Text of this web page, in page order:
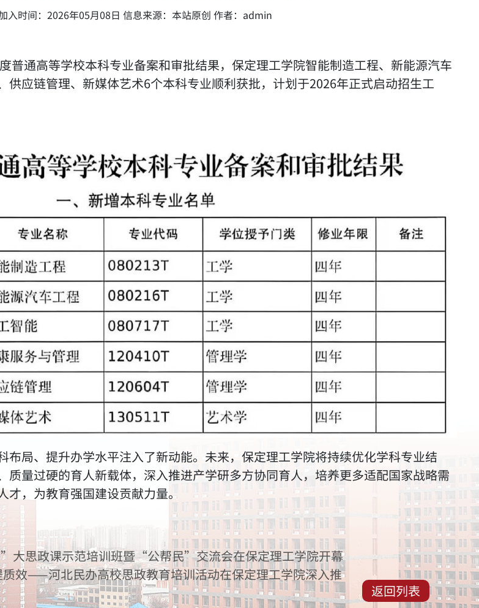
入时间：2026年05月08日 信息来源：本站原创 作者：admin
普通高等学校本科专业备案和审批结果，保定理工学院智能制造工程、新能源汽车
供应链管理、新媒体艺术6个本科专业顺利获批，计划于2026年正式启动招生工
布局、提升办学水平注入了新动能。未来，保定理工学院将持续优化学科专业结
质量过硬的育人新载体，深入推进产学研多方协同育人，培养更多适配国家战略需
才，为教育强国建设贡献力量。
大思政课示范培训班暨“公帮民”交流会在保定理工学院开幕
质效——河北民办高校思政教育培训活动在保定理工学院深入推
返回列表